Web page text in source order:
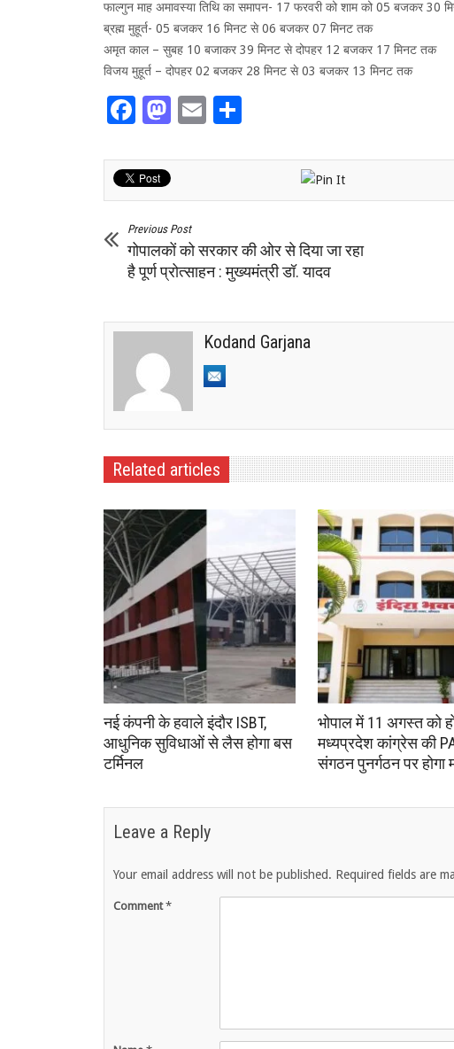
फाल्गुन माह अमावस्या तिथि का समापन- 17 फरवरी को शाम को 05 बजकर 30
ब्रह्म मुहूर्त- 05 बजकर 16 मिनट से 06 बजकर 07 मिनट तक
अमृत काल – सुबह 10 बजाकर 39 मिनट से दोपहर 12 बजकर 17 मिनट तक
विजय मुहूर्त – दोपहर 02 बजकर 28 मिनट से 03 बजकर 13 मिनट तक
Facebook
Mastodon
Email
Previous Post
गोपालकों को सरकार की ओर से दिया जा रहा
है पूर्ण प्रोत्साहन : मुख्यमंत्री डॉ. यादव
Kodand Garjana
Related articles
नई कंपनी के हवाले इंदौर ISBT,
आधुनिक सुविधाओं से लैस होगा बस
टर्मिनल
भोपाल में 11 अगस्त को
मध्यप्रदेश कांग्रेस की
संगठन पुनर्गठन पर होगा
Leave a Reply
Your email address will not be published. Required fields are
Comment*